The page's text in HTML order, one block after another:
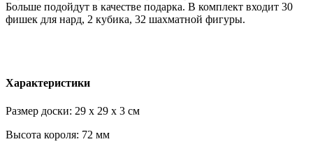
Больше подойдут в качестве подарка. В комплект входит 30
фишек для нард, 2 кубика, 32 шахматной фигуры.
Характеристики
Размер доски: 29 x 29 x 3 см
Высота короля: 72 мм